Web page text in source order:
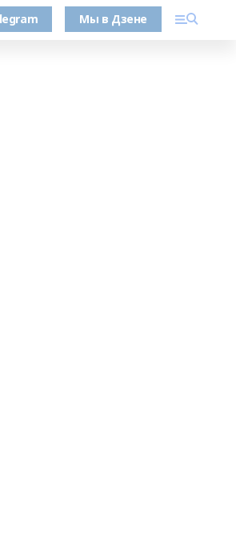
Мы в Дзене